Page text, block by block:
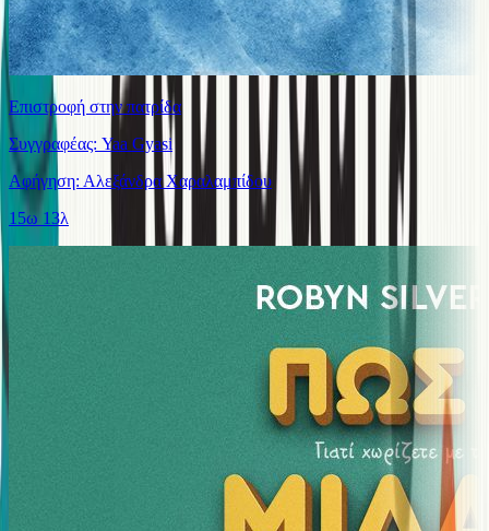
Επιστροφή στην πατρίδα
Συγγραφέας: Yaa Gyasi
Αφήγηση: Αλεξάνδρα Χαραλαμπίδου
15ω 13λ